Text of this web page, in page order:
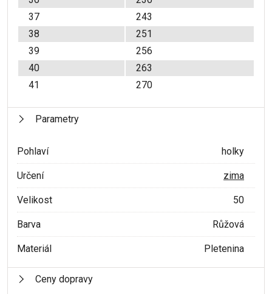
37
243
38
251
39
256
40
263
41
270
Parametry
Pohlaví holky
Určení zima
Velikost 50
Barva Růžová
Materiál Pletenina
Ceny dopravy